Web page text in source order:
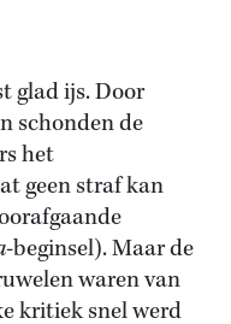
glad ijs. Door
schonden de
het
geen straf kan
-beginsel). Maar de
waren van
kritiek snel werd